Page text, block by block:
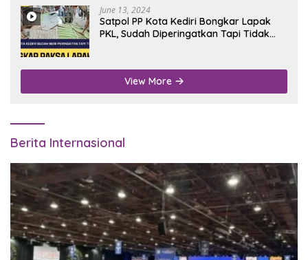
June 13, 2024
Satpol PP Kota Kediri Bongkar Lapak
PKL, Sudah Diperingatkan Tapi Tidak
View More
Berita Internasional